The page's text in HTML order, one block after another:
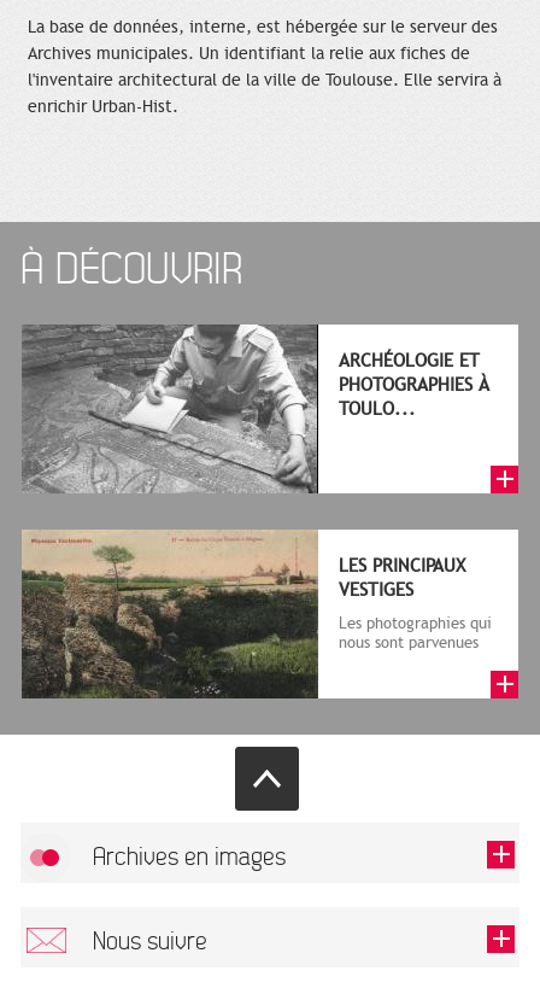
La base de données, interne, est hébergée sur le serveur des
Archives municipales. Un identifiant la relie aux fiches de
l'inventaire architectural de la ville de Toulouse. Elle servira à
enrichir Urban-Hist.
À DÉCOUVRIR
ARCHÉOLOGIE ET
PHOTOGRAPHIES À
TOULO...
LES PRINCIPAUX
VESTIGES
Les photographies qui
nous sont parvenues
do...
Archives en images
Nous suivre